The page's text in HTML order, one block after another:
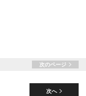
次のページ
次へ